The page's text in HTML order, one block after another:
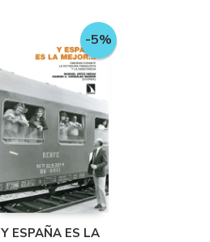
-5%
Y ESPAÑA ES LA